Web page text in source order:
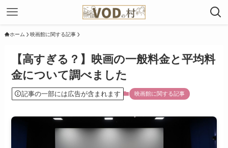
ホーム 映画館に関する記事
【高すぎる？】映画の一般料金と平均料
金について調べました
記事の一部には広告が含まれます 映画館に関する記事